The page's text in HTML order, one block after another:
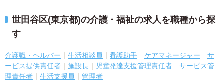
世田谷区(東京都)の介護・福祉の求人を職種から探
す
介護職・ヘルパー 生活相談員 看護助手 ケアマネージャー
サ
ービス提供責任者
施設長 児童発達支援管理責任者
サービス管
理責任者
生活支援員 管理者